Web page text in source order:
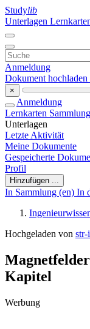
Studylib
Unterlagen
Anmeldung
Dokument hochladen
×
Anmeldung
Lernkarten
Unterlagen
Letzte Aktivität
Meine Dokumente
Gespeicherte
Profil
Hinzufügen ...
In Sammlung (en) In
Hochgeladen von str-
Kapitel
Werbung